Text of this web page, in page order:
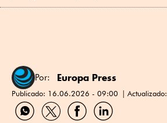
Por: Europa Press
Publicado: 16.06.2026 - 09:00 Actualizado:
Compartir
por
Compartir
por
Compartir
por
Compartir
por